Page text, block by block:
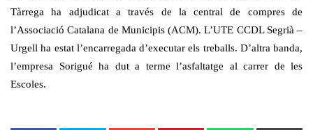
Tàrrega ha adjudicat a través de la central de compres de
l’Associació Catalana de Municipis (ACM). L’UTE CCDL Segrià –
Urgell ha estat l’encarregada d’executar els treballs. D’altra banda,
l’empresa Sorigué ha dut a terme l’asfaltatge al carrer de les
Escoles.